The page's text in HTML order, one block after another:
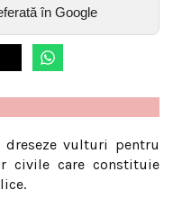
în Google
vulturi pentru
civile care constituie